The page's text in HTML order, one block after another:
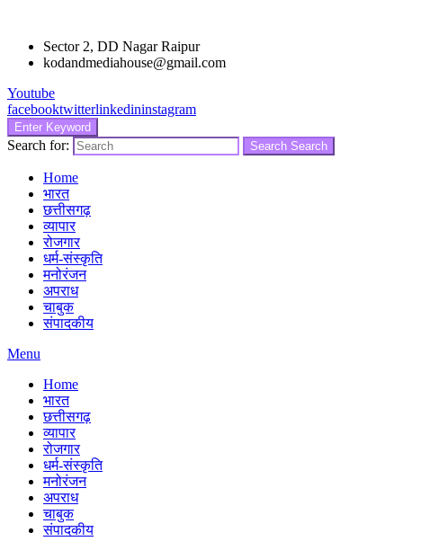
Sector 2, DD Nagar Raipur
kodandmediahouse@gmail.com
Youtube
facebooktwitterlinkedininstagram
Enter Keyword
Search for: Search Search
Home
भारत
छत्तीसगढ़
व्यापार
रोजगार
धर्म-संस्कृति
मनोरंजन
अपराध
चाबुक
संपादकीय
Menu
Home
भारत
छत्तीसगढ़
व्यापार
रोजगार
धर्म-संस्कृति
मनोरंजन
अपराध
चाबुक
संपादकीय